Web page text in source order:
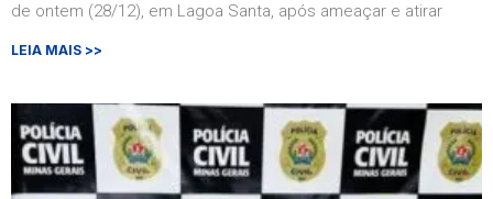
de ontem (28/12), em Lagoa Santa, após ameaçar e atirar
LEIA MAIS >>